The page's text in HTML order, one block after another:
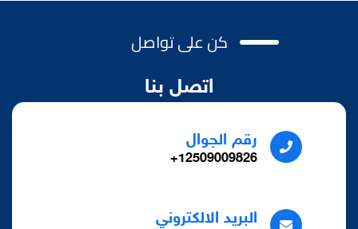
كن على تواصل
اتصل بنا
رقم الجوال
12509009826+
البريد الالكتروني